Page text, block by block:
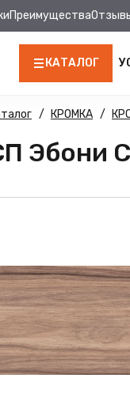
Преимущества
КАТАЛОГ
ЛДСП
КРОМКА
ХДФ
ДВПО
ФАНЕРА
КРОМКА
Эбони